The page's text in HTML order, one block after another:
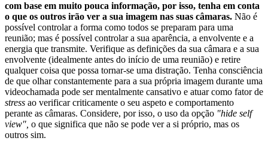
com base em muito pouca informação, por isso, tenha em conta
o que os outros irão ver a sua imagem nas suas câmaras. Não é
possível controlar a forma como todos se preparam para uma
reunião; mas é possível controlar a sua aparência, a envolvente e a
energia que transmite. Verifique as definições da sua câmara e a sua
envolvente (idealmente antes do início de uma reunião) e retire
qualquer coisa que possa tornar-se uma distração. Tenha consciência
de que olhar constantemente para a sua própria imagem durante uma
videochamada pode ser mentalmente cansativo e atuar como fator de
stress ao verificar criticamente o seu aspeto e comportamento
perante as câmaras. Considere, por isso, o uso da opção "hide self
view", o que significa que não se pode ver a si próprio, mas os
outros sim.